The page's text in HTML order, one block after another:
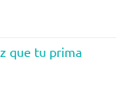
que tu prima